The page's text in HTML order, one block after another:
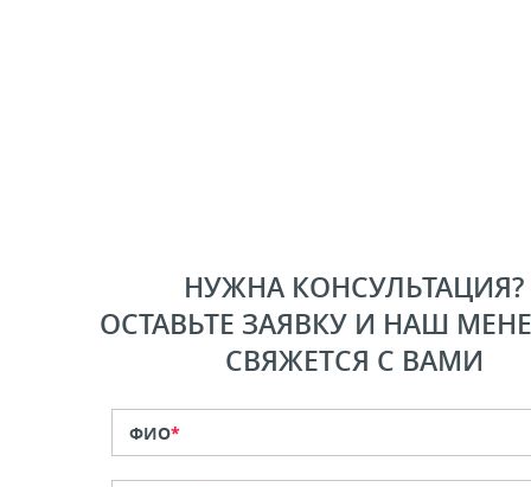
НУЖНА КОНСУЛЬТАЦИЯ?
ОСТАВЬТЕ ЗАЯВКУ И НАШ
СВЯЖЕТСЯ С ВАМИ
ФИО*